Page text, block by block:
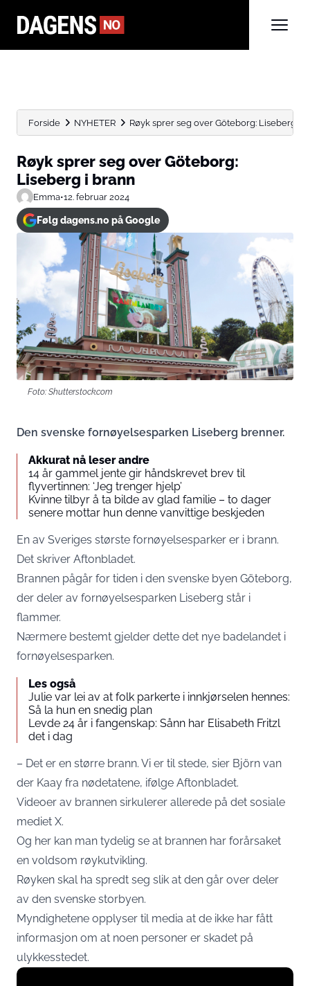
Forside NYHETER Røyk sprer seg over Göteborg: Liseberg i
Røyk sprer seg over Göteborg:
Liseberg i brann
Emma•12. februar 2024
Følg dagens.no på Google
Foto: Shutterstock.com
Den svenske fornøyelsesparken Liseberg brenner.
Akkurat nå leser andre
14 år gammel jente gir håndskrevet brev til
flyvertinnen: ‘Jeg trenger hjelp’
Kvinne tilbyr å ta bilde av glad familie – to dager
senere mottar hun denne vanvittige beskjeden
En av Sveriges største fornøyelsesparker er i brann.
Det skriver Aftonbladet.
Brannen pågår for tiden i den svenske byen Göteborg,
der deler av fornøyelsesparken Liseberg står i
flammer.
Nærmere bestemt gjelder dette det nye badelandet i
fornøyelsesparken.
Les også
Julie var lei av at folk parkerte i innkjørselen hennes:
Så la hun en snedig plan
Levde 24 år i fangenskap: Sånn har Elisabeth Fritzl
det i dag
– Det er en større brann. Vi er til stede, sier Björn van
der Kaay fra nødetatene, ifølge Aftonbladet.
Videoer av brannen sirkulerer allerede på det sosiale
mediet X.
Og her kan man tydelig se at brannen har forårsaket
en voldsom røykutvikling.
Røyken skal ha spredt seg slik at den går over deler
av den svenske storbyen.
Myndighetene opplyser til media at de ikke har fått
informasjon om at noen personer er skadet på
ulykkesstedet.
Display